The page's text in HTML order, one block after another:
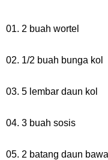
7 Fakta Queen One
7 Fakta Brook One Piece,
01. 2 buah wortel
02. 1/2 buah bunga kol
03. 5 lembar daun kol
04. 3 buah sosis
05. 2 batang daun